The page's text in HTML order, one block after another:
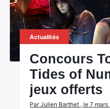
Actualités
Concours
Tides of
jeux offerts
Par Julien Barthet , le 7